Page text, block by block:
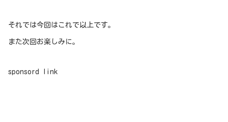
それでは今回はこれで以上です。
また次回お楽しみに。
sponsord link